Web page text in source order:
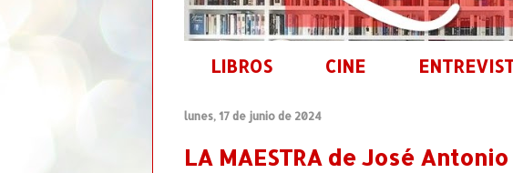
LIBROS CINE
lunes, 17 de junio de 2024
LA MAESTRA de José